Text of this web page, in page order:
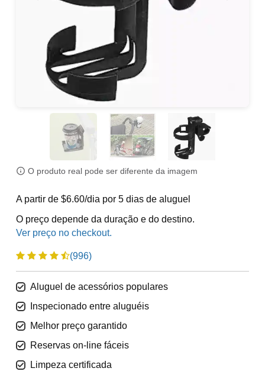
O produto real pode ser diferente da imagem
A partir de $6.60/dia por 5 dias de aluguel
O preço depende da duração e do destino.
(996)
Aluguel de acessórios populares
Inspecionado entre aluguéis
Melhor preço garantido
Reservas on-line fáceis
Limpeza certificada